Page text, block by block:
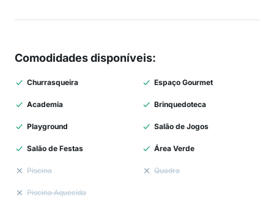
Comodidades disponíveis:
Churrasqueira Espaço Gourmet
Academia Brinquedoteca
Playground Salão de Jogos
Salão de Festas Área Verde
Piscina Quadra
Piscina Aquecida